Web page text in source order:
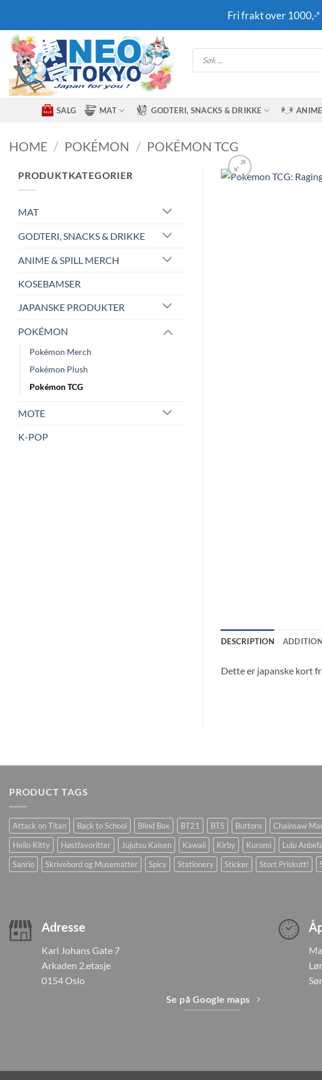
content
Fri frakt over 1000,-
Products
search
SALG MAT GODTERI, SNACKS & DRIKKE
HOME / POKÉMON / POKÉMON TCG
PRODUKTKATEGORIER
MAT
GODTERI, SNACKS & DRIKKE
ANIME & SPILL MERCH
KOSEBAMSER
JAPANSKE PRODUKTER
POKÉMON
Pokémon Merch
Pokémon Plush
Pokémon TCG
MOTE
K-POP
DESCRIPTION
Dette er japanske kort
PRODUCT TAGS
Attack on Titan Back to School Blind Box BT21 BTS Buttons Chainsaw
Hello Kitty
Høstfavoritter Jujutsu Kaisen Kawaii Kirby Kuromi Lulu
Sanrio
Skrivebord og Musematter Spicy Stationery Sticker Stort Priskutt!
Adresse
Karl Johans Gate 7
Arkaden 2.etasje
0154 Oslo
Se på Google maps